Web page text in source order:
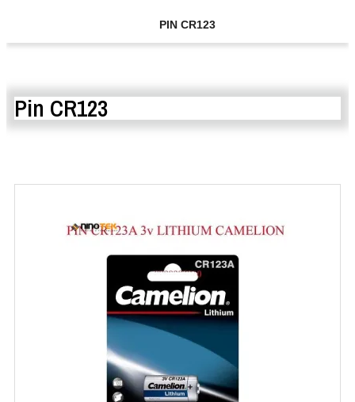
PIN CR123
Pin CR123